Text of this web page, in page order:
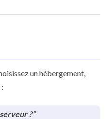
un hébergement,
?”